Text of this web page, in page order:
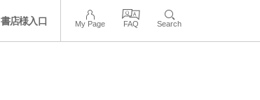
書店様入口 My Page FAQ Search